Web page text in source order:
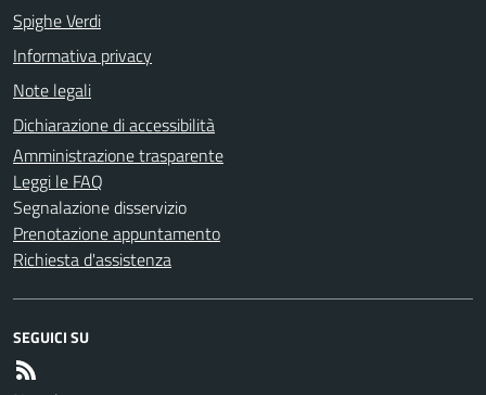
Spighe Verdi
Informativa privacy
Note legali
Dichiarazione di accessibilità
Amministrazione trasparente
Leggi le FAQ
Segnalazione disservizio
Prenotazione appuntamento
Richiesta d'assistenza
SEGUICI SU